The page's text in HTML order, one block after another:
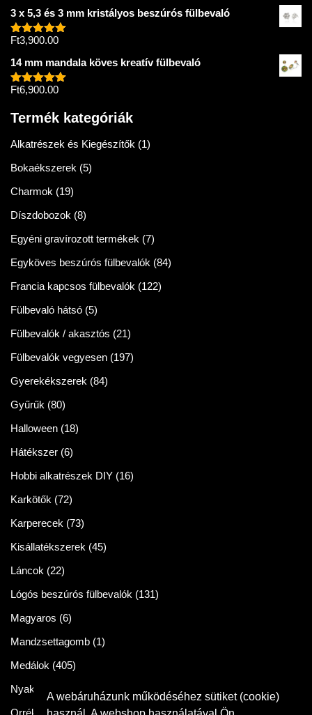
3 x 5,3 és 3 mm kristályos beszúrós fülbevaló
Értékelés:
Ft3,900.00
14 mm mandala köves kreatív fülbevaló
Értékelés:
Ft6,900.00
Termék kategóriák
Alkatrészek és Kiegészítők (1)
Bokaékszerek (5)
Charmok (19)
Díszdobozok (8)
Egyéni gravírozott termékek (7)
Egyköves beszúrós fülbevalók (84)
Francia kapcsos fülbevalók (122)
Fülbevaló hátsó (5)
Fülbevalók / akasztós (21)
Fülbevalók vegyesen (197)
Gyerekékszerek (84)
Gyűrűk (80)
Halloween (18)
Hátékszer (6)
Hobbi alkatrészek DIY (16)
Karkötők (72)
Karperecek (73)
Kisállatékszerek (45)
Láncok (22)
Lógós beszúrós fülbevalók (131)
Magyaros (6)
Mandzsettagomb (1)
Medálok (405)
Nyakláncok
(86)
Orrékszer (2)
A webáruházunk működéséhez sütiket (cookie)